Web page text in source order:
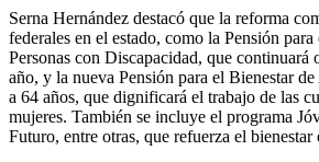
Serna Hernández destacó que la reforma
federales en el estado, como la Pensión
Personas con Discapacidad, que continuará
año, y la nueva Pensión para el Bienestar
a 64 años, que dignificará el trabajo de las
mujeres. También se incluye el programa
Futuro, entre otras, que refuerza el bienestar